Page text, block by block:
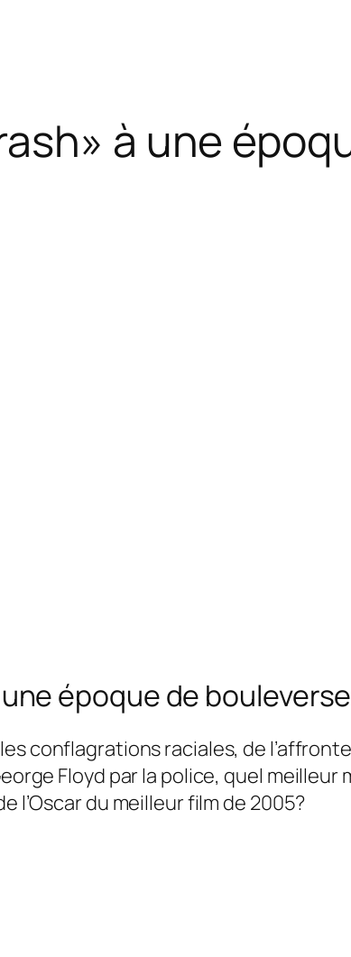
à une
époque de
conflagrations raciales, de
Floyd par la police, quel
l’Oscar du meilleur film de 2005?